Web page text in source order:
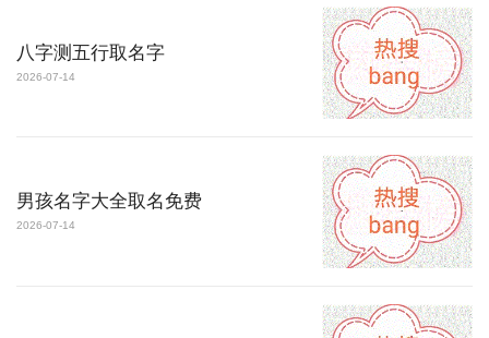
八字测五行取名字
2026-07-14
男孩名字大全取名免费
2026-07-14